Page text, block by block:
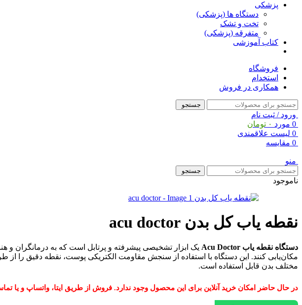
پزشکی
دستگاه ها (پزشکی)
تخت و تشک
متفرقه (پزشکی)
کتاب آموزشی
فروشگاه
استخدام
همکاری در فروش
جستجو
ورود / ثبت نام
0 مورد ۰ تومان
0 لیست علاقمندی
0 مقایسه
منو
جستجو
ناموجود
نقطه یاب کل بدن acu doctor
دستگاه نقطه یاب Acu Doctor
مکان‌یابی کنند. این دستگاه با استفاده از سنجش مقاومت الکتریکی پوست، نقطه دقیق را
مختلف بدن قابل استفاده است.
در حال حاضر امکان خرید آنلاین برای این محصول وجود ندارد. فروش از طریق ایتا، واتساپ و یا تماس با شماره 09154159098 انجام می شود،